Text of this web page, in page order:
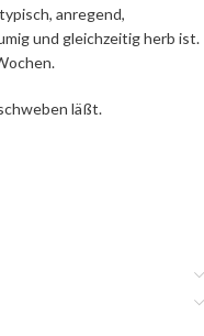
anregend,
und gleichzeitig herb ist.
läßt.